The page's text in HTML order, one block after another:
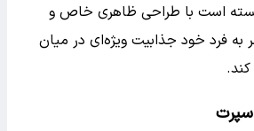
است با طراحی ظاهری خاص و
فرد خود جذابیت ویژه‌ای در میان
کند.